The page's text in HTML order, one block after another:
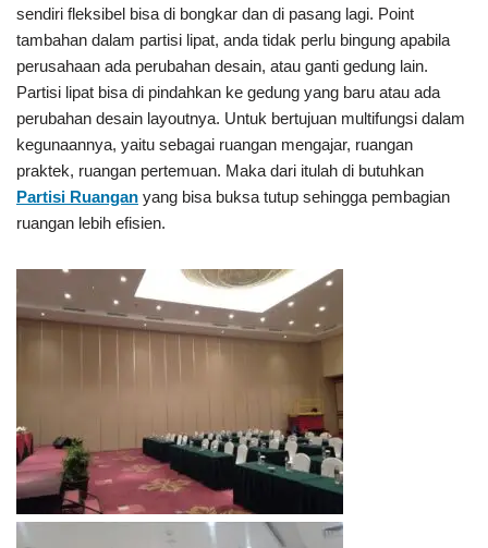
sendiri fleksibel bisa di bongkar dan di pasang lagi. Point
tambahan dalam partisi lipat, anda tidak perlu bingung apabila
perusahaan ada perubahan desain, atau ganti gedung lain.
Partisi lipat bisa di pindahkan ke gedung yang baru atau ada
perubahan desain layoutnya. Untuk bertujuan multifungsi dalam
kegunaannya, yaitu sebagai ruangan mengajar, ruangan
praktek, ruangan pertemuan. Maka dari itulah di butuhkan
Partisi Ruangan yang bisa buksa tutup sehingga pembagian
ruangan lebih efisien.